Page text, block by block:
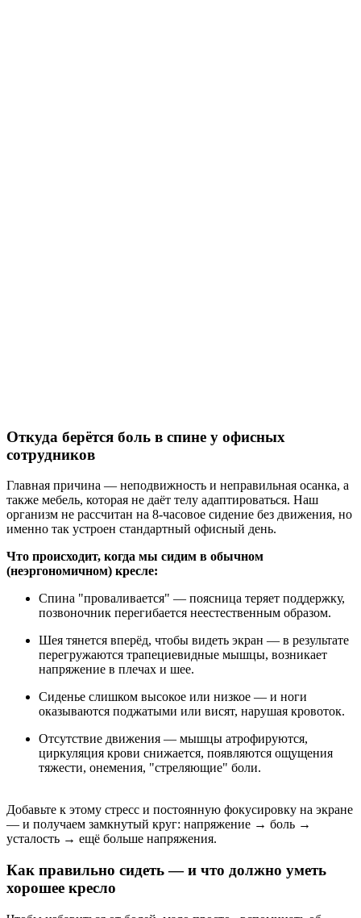
Откуда берётся боль в спине у офисных
сотрудников
Главная причина — неподвижность и неправильная осанка, а
также мебель, которая не даёт телу адаптироваться. Наш
организм не рассчитан на 8-часовое сидение без движения, но
именно так устроен стандартный офисный день.
Что происходит, когда мы сидим в обычном
(неэргономичном) кресле:
Спина "проваливается" — поясница теряет поддержку,
позвоночник перегибается неестественным образом.
Шея тянется вперёд, чтобы видеть экран — в результате
перегружаются трапециевидные мышцы, возникает
напряжение в плечах и шее.
Сиденье слишком высокое или низкое — и ноги
оказываются поджатыми или висят, нарушая кровоток.
Отсутствие движения — мышцы атрофируются,
циркуляция крови снижается, появляются ощущения
тяжести, онемения, "стреляющие" боли.
Добавьте к этому стресс и постоянную фокусировку на экране
— и получаем замкнутый круг: напряжение → боль →
усталость → ещё больше напряжения.
Как правильно сидеть — и что должно уметь
хорошее кресло